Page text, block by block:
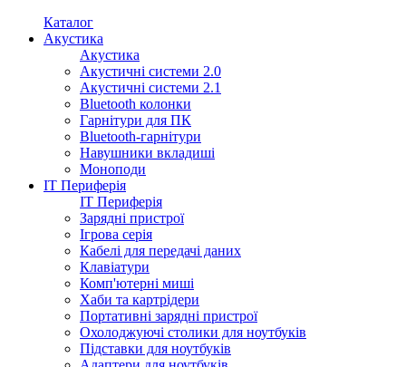
Каталог
Акустика
Акустика
Акустичні системи 2.0
Акустичні системи 2.1
Bluetooth колонки
Гарнітури для ПК
Bluetooth-гарнітури
Навушники вкладиші
Моноподи
IT Периферія
IT Периферія
Зарядні пристрої
Ігрова серія
Кабелі для передачі даних
Клавіатури
Комп'ютерні миші
Хаби та картрідери
Портативні зарядні пристрої
Охолоджуючі столики для ноутбуків
Підставки для ноутбуків